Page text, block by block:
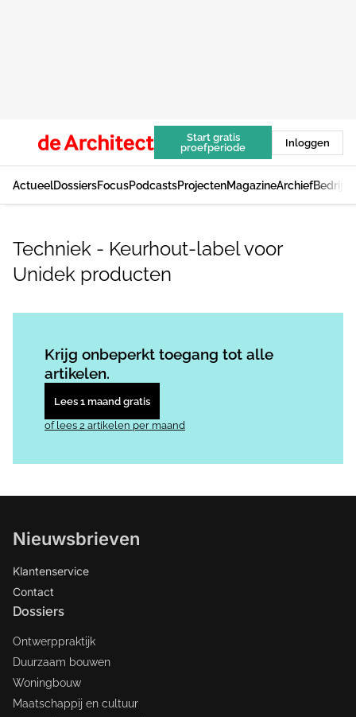
Start gratis
proefperiode
Inloggen
ActueelDossiersFocusPodcastsProjectenMagazineArchief
Techniek - Keurhout-label voor
Unidek producten
Krijg onbeperkt toegang tot alle
artikelen.
Lees 1 maand gratis
of lees 2 artikelen per maand
Nieuwsbrieven
Klantenservice
Contact
Dossiers
Ontwerppraktijk
Duurzaam bouwen
Woningbouw
Maatschappij en cultuur